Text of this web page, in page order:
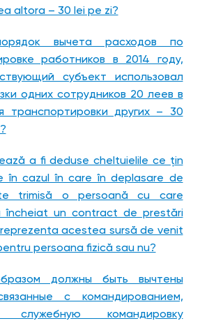
altora – 30 lei pe zi?
вычета расходов по
работников в 2014 году,
субъект использовал
одних сотрудников 20 леев в
транспортировки других – 30
a fi deduse cheltuielile ce ţin
în cazul în care în deplasare de
trimisă o persoană cu care
încheiat un contract de prestări
reprezenta acestea sursă de venit
persoana fizică sau nu?
должны быть вычтены
с командированием,
командировку